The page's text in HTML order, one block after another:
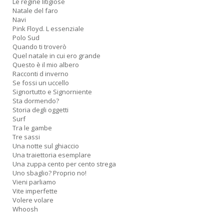
Natale del faro
Navi
Pink Floyd. L essenziale
Polo Sud
Quando ti troverò
Quel natale in cui ero grande
Questo è il mio albero
Racconti d inverno
Se fossi un uccello
Signortutto e Signorniente
Sta dormendo?
Storia degli oggetti
Surf
Tra le gambe
Tre sassi
Una notte sul ghiaccio
Una traiettoria esemplare
Una zuppa cento per cento strega
Uno sbaglio? Proprio no!
Vieni parliamo
Vite imperfette
Volere volare
Whoosh